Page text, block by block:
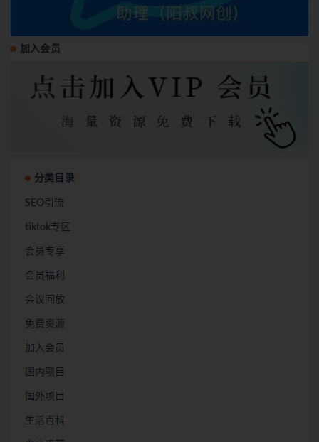
加入会员
分类目录
SEO引流
tiktok专区
会员专享
会员福利
会议回放
免费资源
加入会员
国内项目
国外项目
生活百科